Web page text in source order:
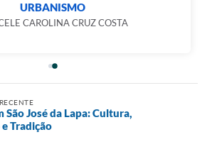
URBANISMO
CAROLINA CRUZ COSTA
São José da Lapa: Cultura,
Tradição